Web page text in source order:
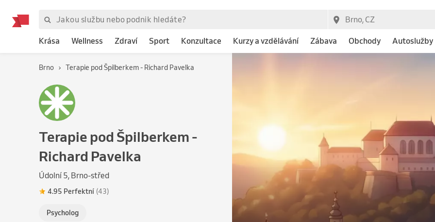
Krása Wellness Zdraví Sport Konzultace Kurzy a vzdělávání Zábava Obchody Autoslužby
Brno Terapie pod Špilberkem - Richard Pavelka
Terapie pod Špilberkem -
Richard Pavelka
Údolní 5, Brno-střed
4.95 Perfektní (43)
Psycholog